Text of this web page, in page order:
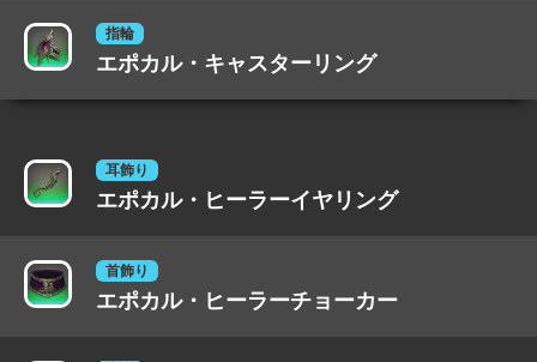
指輪
エポカル・キャスターリング
耳飾り
エポカル・ヒーラーイヤリング
首飾り
エポカル・ヒーラーチョーカー